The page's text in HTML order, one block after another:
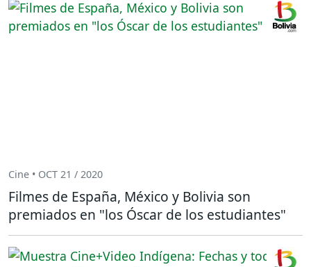
Cine • OCT 21 / 2020
Filmes de España, México y Bolivia son
premiados en "los Óscar de los estudiantes"